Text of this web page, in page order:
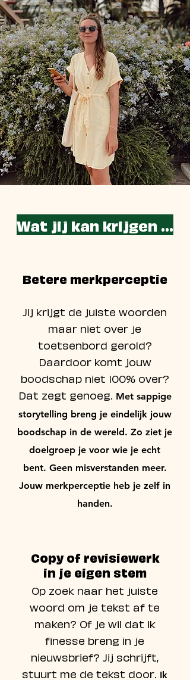
Wat jij kan krijgen ...
Betere merkperceptie
Jij krijgt de juiste woorden
maar niet over je
toetsenbord gerold?
Daardoor komt jouw
boodschap niet 100% over?
Dat zegt genoeg. Met sappige
storytelling breng je eindelijk jouw
boodschap in de wereld. Zo ziet je
doelgroep je voor wie je echt
bent. Geen misverstanden meer.
Jouw merkperceptie heb je zelf in
handen.
Copy of revisiewerk
in je eigen stem
Op zoek naar het juiste
woord om je tekst af te
maken? Of je wil dat ik
finesse breng in je
nieuwsbrief? Jij schrijft,
stuurt me de tekst door. Ik